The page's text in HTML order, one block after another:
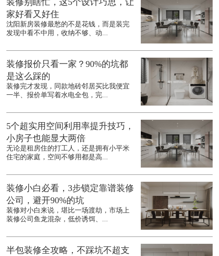
装修别瞎忙，这5个设计巧思，让
家好看又好住
沈阳新房装修最愁的不是花钱，而是装完
发现中看不中用，收纳不够、动...
装修报价只看一家？90%的坑都
是这么踩的
装修完才发现，同款地砖邻居买比我便宜
一半、报价单写着水电全包，完...
5个超实用空间利用率提升技巧，
小房子也能显大两倍
无论是租房住的打工人，还是拥有小平米
住宅的家庭，空间不够用都是高...
装修小白必看，3步锁定靠谱装修
公司，避开90%的坑
装修对小白来说，堪比一场渡劫，市场上
装修公司鱼龙混杂，低价诱饵、...
半包装修全攻略，不踩坑不超支